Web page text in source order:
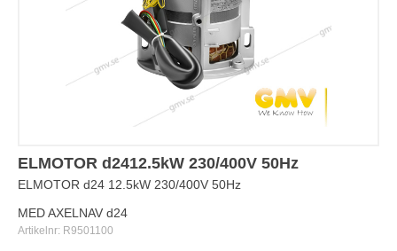
ELMOTOR d2412.5kW 230/400V 50Hz
ELMOTOR d24 12.5kW 230/400V 50Hz
MED AXELNAV d24
Artikelnr: R9501100